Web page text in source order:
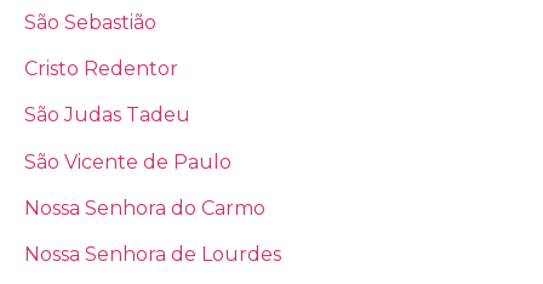
São Sebastião
Cristo Redentor
São Judas Tadeu
São Vicente de Paulo
Nossa Senhora do Carmo
Nossa Senhora de Lourdes